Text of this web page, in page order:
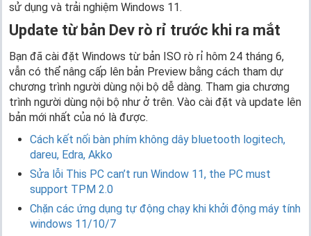
sử dụng và trải nghiệm Windows 11.
Update từ bản Dev rò rỉ trước khi ra mắt
Bạn đã cài đặt Windows từ bản ISO rò rỉ hôm 24 tháng 6,
vẫn có thể nâng cấp lên bản Preview bằng cách tham dự
chương trình người dùng nội bộ dễ dàng. Tham gia chương
trình người dùng nội bộ như ở trên. Vào cài đặt và update lên
bản mới nhất của nó là được.
Cách kết nối bàn phím không dây bluetooth logitech,
dareu, Edra, Akko
Sửa lỗi This PC can’t run Window 11, the PC must
support TPM 2.0
Chặn các ứng dụng tự động chạy khi khởi động máy tính
windows 11/10/7